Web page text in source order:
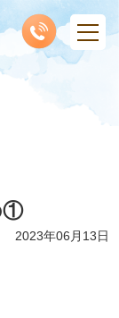
①
2023年06月13日